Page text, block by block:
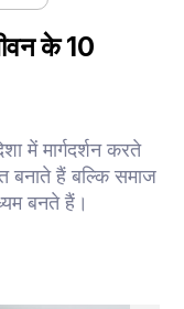
के 10
में मार्गदर्शन करते
हैं बल्कि समाज
बनते हैं।